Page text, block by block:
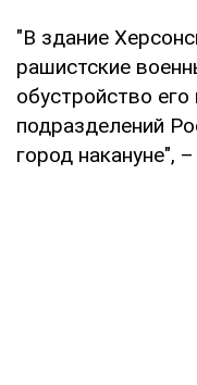
"В здание
рашистские
обустройство
подразделений
город накануне",